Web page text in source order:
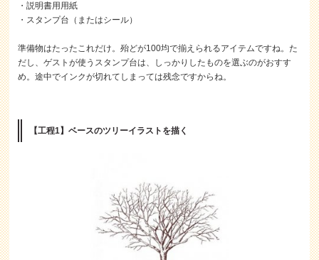
・説明書用用紙
・スタンプ台（またはシール）
準備物はたったこれだけ。殆どが100均で揃えられるアイテムですね。た
だし、ゲストが使うスタンプ台は、しっかりしたものを選ぶのがおすす
め。途中でインクが切れてしまっては残念ですからね。
【工程1】ベースのツリーイラストを描く